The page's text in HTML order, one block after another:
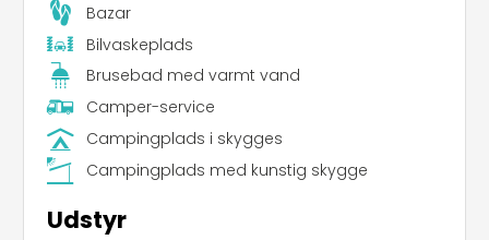
Bazar
Bilvaskeplads
Brusebad med varmt vand
Camper-service
Campingplads i skygges
Campingplads med kunstig skygge
Udstyr